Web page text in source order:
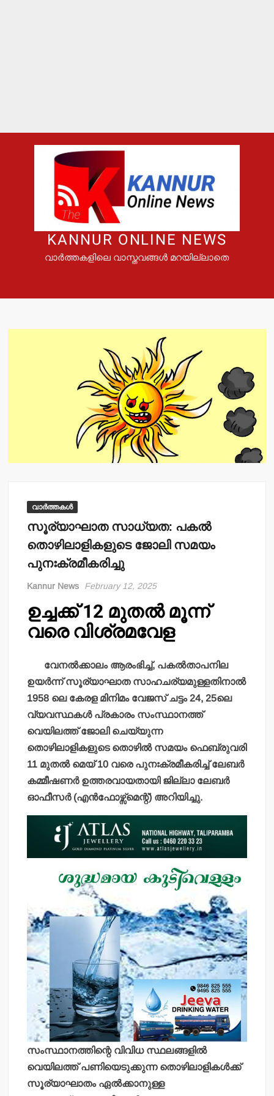
KANNUR ONLINE NEWS
വാർത്തകളിലെ വാസ്തവങ്ങൾ മറയില്ലാതെ
വാർത്തകൾ
സൂര്യാഘാത സാധ്യത: പകല്‍
തൊഴിലാളികളുടെ ജോലി സമയം
പുനഃക്രമീകരിച്ചു
Kannur News February 12, 2025
ഉച്ചക്ക് 12 മുതല്‍ മൂന്ന്
വരെ വിശ്രമവേള
വേനല്‍ക്കാലം ആരംഭിച്ച്, പകല്‍താപനില
ഉയര്‍ന്ന് സൂര്യാഘാത സാഹചര്യമുള്ളതിനാല്‍
1958 ലെ കേരള മിനിമം വേജസ് ചട്ടം 24, 25ലെ
വ്യവസ്ഥകള്‍ പ്രകാരം സംസ്ഥാനത്ത്
വെയിലത്ത് ജോലി ചെയ്യുന്ന
തൊഴിലാളികളുടെ തൊഴില്‍ സമയം ഫെബ്രുവരി
11 മുതല്‍ മെയ് 10 വരെ പുനഃക്രമീകരിച്ച് ലേബര്‍
കമ്മീഷണര്‍ ഉത്തരവായതായി ജില്ലാ ലേബര്‍
ഓഫീസര്‍ (എന്‍ഫോഴ്സ്മെന്റ്) അറിയിച്ചു.
സംസ്ഥാനത്തിന്റെ വിവിധ സ്ഥലങ്ങളില്‍
വെയിലത്ത് പണിയെടുക്കുന്ന തൊഴിലാളികള്‍ക്ക്
സൂര്യാഘാതം ഏല്‍ക്കാനുള്ള